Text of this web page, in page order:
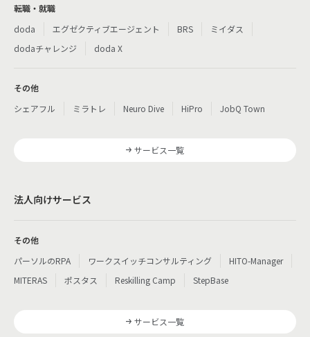
転職・就職
doda
エグゼクティブエージェント BRS
ミイダス
dodaチャレンジ
doda X
その他
シェアフル
ミラトレ Neuro Dive HiPro JobQ Town
サービス一覧
法人向けサービス
その他
パーソルのRPA
ワークスイッチコンサルティング
HITO-Manager
MITERAS
ポスタス Reskilling Camp StepBase
サービス一覧